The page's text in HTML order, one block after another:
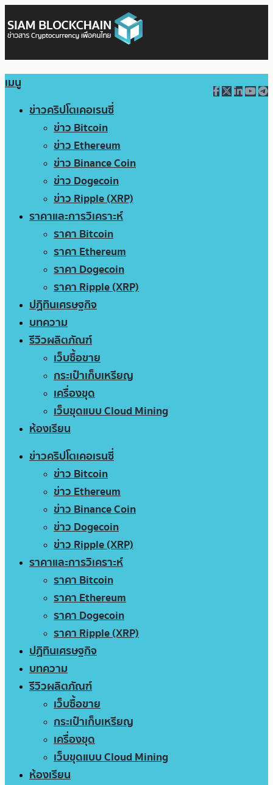
เมนู
ข่าวคริปโตเคอเรนซี่
ข่าว Bitcoin
ข่าว Ethereum
ข่าว Binance Coin
ข่าว Dogecoin
ข่าว Ripple (XRP)
ราคาและการวิเคราะห์
ราคา Bitcoin
ราคา Ethereum
ราคา Dogecoin
ราคา Ripple (XRP)
ปฏิทินเศรษฐกิจ
บทความ
รีวิวผลิตภัณฑ์
เว็บซื้อขาย
กระเป๋าเก็บเหรียญ
เครื่องขุด
เว็บขุดแบบ Cloud Mining
ห้องเรียน
ข่าวคริปโตเคอเรนซี่
ข่าว Bitcoin
ข่าว Ethereum
ข่าว Binance Coin
ข่าว Dogecoin
ข่าว Ripple (XRP)
ราคาและการวิเคราะห์
ราคา Bitcoin
ราคา Ethereum
ราคา Dogecoin
ราคา Ripple (XRP)
ปฏิทินเศรษฐกิจ
บทความ
รีวิวผลิตภัณฑ์
เว็บซื้อขาย
กระเป๋าเก็บเหรียญ
เครื่องขุด
เว็บขุดแบบ Cloud Mining
ห้องเรียน